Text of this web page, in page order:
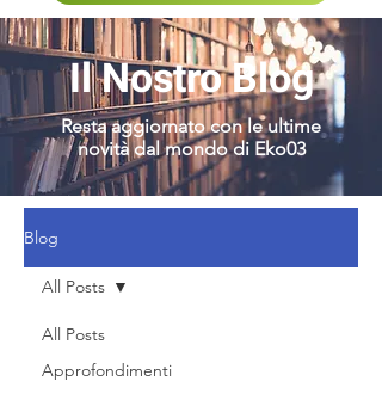
Il Nostro Blog
Resta aggiornato con le ultime
novità dal mondo di Eko03
Blog
All Posts
Approfondimenti
All Posts